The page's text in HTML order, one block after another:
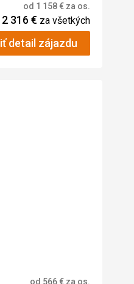
od 1 158€ za os.
2 316€ za všetkých
detail zájazdu
od 566€ za os.